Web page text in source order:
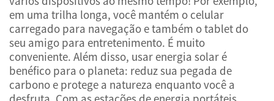
em uma trilha longa, você mantém o celular
carregado para navegação e também o tablet do
seu amigo para entretenimento. É muito
conveniente. Além disso, usar energia solar é
benéfico para o planeta: reduz sua pegada de
carbono e protege a natureza enquanto você a